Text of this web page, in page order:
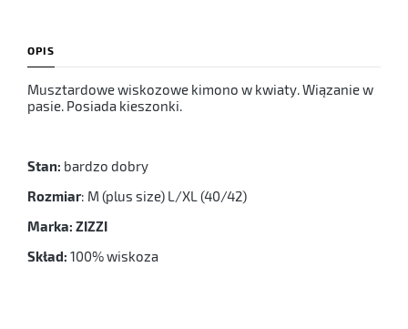
OPIS
Musztardowe wiskozowe kimono w kwiaty. Wiązanie w
pasie. Posiada kieszonki.
Stan: bardzo dobry
Rozmiar: M (plus size) L/XL (40/42)
Marka: ZIZZI
Skład: 100% wiskoza